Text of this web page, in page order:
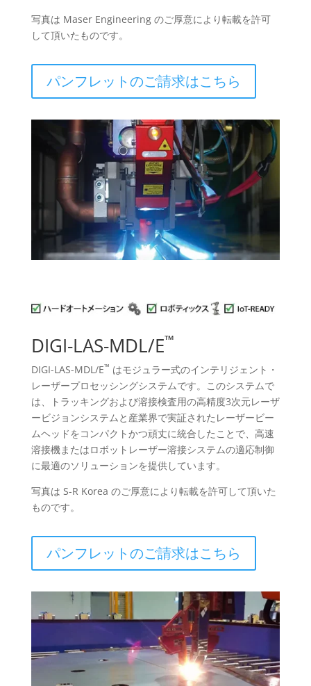
写真は Maser Engineering のご厚意により転載を許可
して頂いたものです。
パンフレットのご請求はこちら
DIGI-LAS-MDL/E™
DIGI-LAS-MDL/E™ はモジュラー式のインテリジェント・
レーザープロセッシングシステムです。このシステムで
は、トラッキングおよび溶接検査用の高精度3次元レーザ
ービジョンシステムと産業界で実証されたレーザービー
ムヘッドをコンパクトかつ頑丈に統合したことで、高速
溶接機またはロボットレーザー溶接システムの適応制御
に最適のソリューションを提供しています。
写真は S-R Korea のご厚意により転載を許可して頂いた
ものです。
パンフレットのご請求はこちら